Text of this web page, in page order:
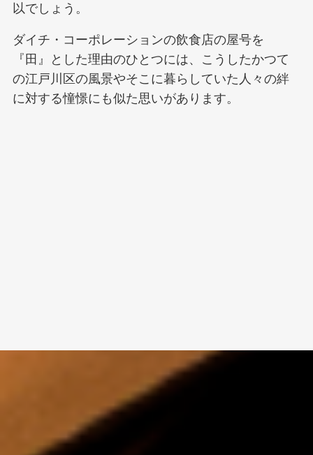
以でしょう。
ダイチ・コーポレーションの飲食店の屋号を
『田』とした理由のひとつには、こうしたかつて
の江戸川区の風景やそこに暮らしていた人々の絆
に対する憧憬にも似た思いがあります。